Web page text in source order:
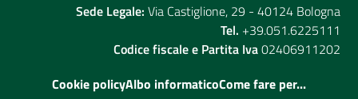
Sede Legale: Via Castiglione, 29 - 40124 Bologna
Tel. +39.051.6225111
Codice fiscale e Partita Iva02406911202
Cookie policyAlbo informaticoCome fare per...